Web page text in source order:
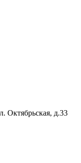
Октябрьская, д.33